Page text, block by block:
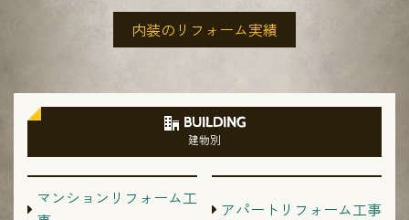
内装のリフォーム実績
BUILDING
建物別
マンションリフォーム工
アパートリフォーム工事